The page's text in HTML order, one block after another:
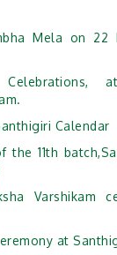
Mela on 22
Celebrations,
Calendar
the 11th
Varshikam
at